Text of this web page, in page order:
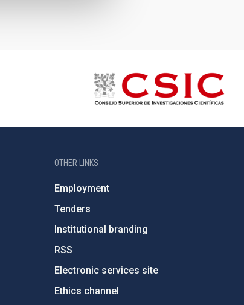
OTHER LINKS
Employment
Tenders
Institutional branding
RSS
Electronic services site
Ethics channel